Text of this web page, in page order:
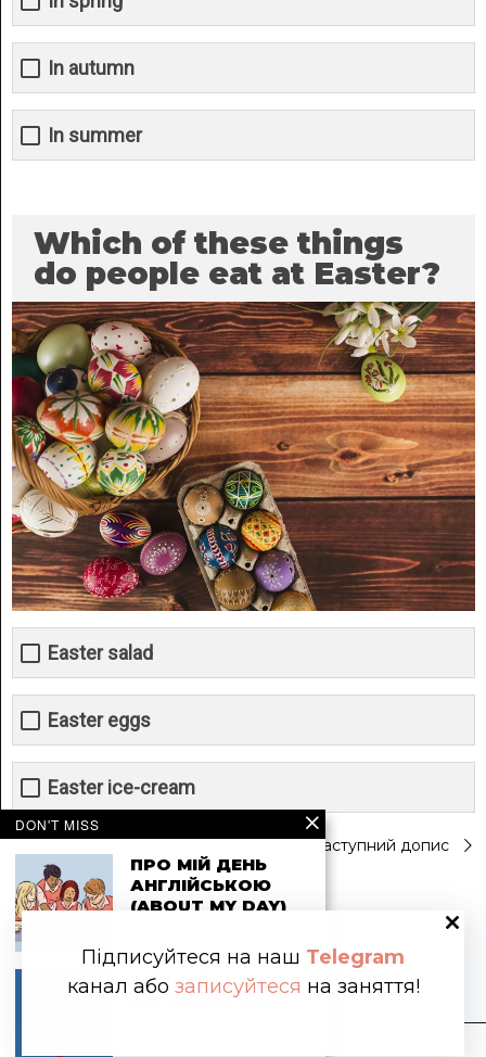
In autumn
In summer
Which of these things
do people eat at Easter?
Easter salad
Easter eggs
Easter ice-cream
Навігація
записів
Попередній допис Наступний допис
DON'T MISS
ПРО МІЙ ДЕНЬ
АНГЛІЙСЬКОЮ
(ABOUT MY DAY)
ПЕРШИЙ СНІГ
АНГЛІЙСЬКОЮ
Підписуйтеся на наш Telegram
канал або записуйтеся на заняття!